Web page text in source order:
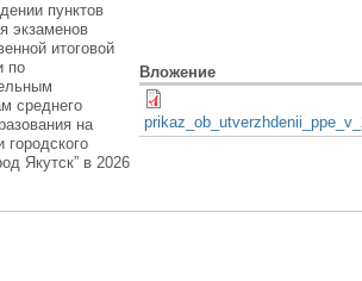
пунктов
экзаменов
итоговой
по
среднего
на
городского
Якутск” в 2026
Вложение